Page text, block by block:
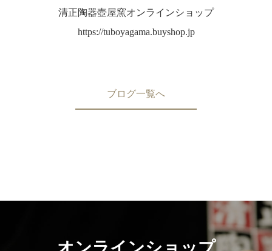
清正陶器壺屋窯オンラインショップ
https://tuboyagama.buyshop.jp
ブログ一覧へ